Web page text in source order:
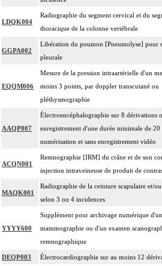
LDQK004
Radiographie du segment cervical et du
thoracique de la colonne vertébrale
GGPA002
Libération du poumon [Pneumolyse] pour
pleurale
EQQM006
Mesure de la pression intraartérielle d'un
moins 3 points, par doppler transcutané ou
pléthysmographie
AAQP007
Électroencéphalographie sur 8 dérivations
enregistrement d'une durée minimale de 20
numérisation et sans enregistrement vidéo
ACQN001
Remnographie [IRM] du crâne et de son
injection intraveineuse de produit de
MAQK001
Radiographie de la ceinture scapulaire et/
selon 3 ou 4 incidences
YYYY600
Supplément pour archivage numérique
mammographie ou d'un examen
remnographique
DEQP003 Électrocardiographie sur au moins 12